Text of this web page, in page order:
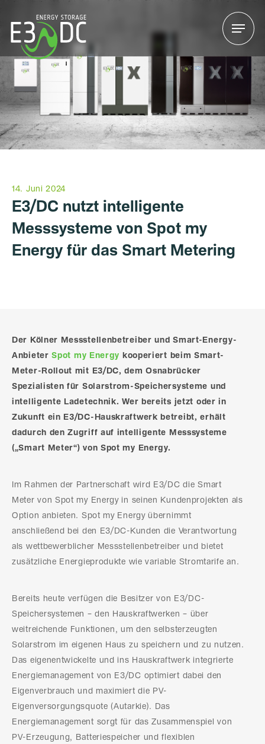
Menu
14. Juni 2024
E3/DC nutzt intelligente
Messsysteme von Spot my
Energy für das Smart Metering
Der Kölner Messstellenbetreiber und Smart-Energy-
AnbieterSpot my Energy kooperiert beim Smart-
Meter-Rollout mit E3/DC, dem Osnabrücker
Spezialisten für Solarstrom-Speichersysteme und
intelligente Ladetechnik. Wer bereits jetzt oder in
Zukunft ein E3/DC-Hauskraftwerk betreibt, erhält
dadurch den Zugriff auf intelligente Messsysteme
(„Smart Meter“) von Spot my Energy.
Im Rahmen der Partnerschaft wird E3/DC die Smart
Meter von Spot my Energy in seinen Kundenprojekten als
Option anbieten. Spot my Energy übernimmt
anschließend bei den E3/DC-Kunden die Verantwortung
als wettbewerblicher Messstellenbetreiber und bietet
zusätzliche Energieprodukte wie variable Stromtarife an.
Bereits heute verfügen die Besitzer von E3/DC-
Speichersystemen – den Hauskraftwerken – über
weitreichende Funktionen, um den selbsterzeugten
Solarstrom im eigenen Haus zu speichern und zu nutzen.
Das eigenentwickelte und ins Hauskraftwerk integrierte
Energiemanagement von E3/DC optimiert dabei den
Eigenverbrauch und maximiert die PV-
Eigenversorgungsquote (Autarkie). Das
Energiemanagement sorgt für das Zusammenspiel von
PV-Erzeugung, Batteriespeicher und flexiblen